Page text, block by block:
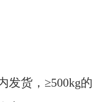
发货，≥500kg的